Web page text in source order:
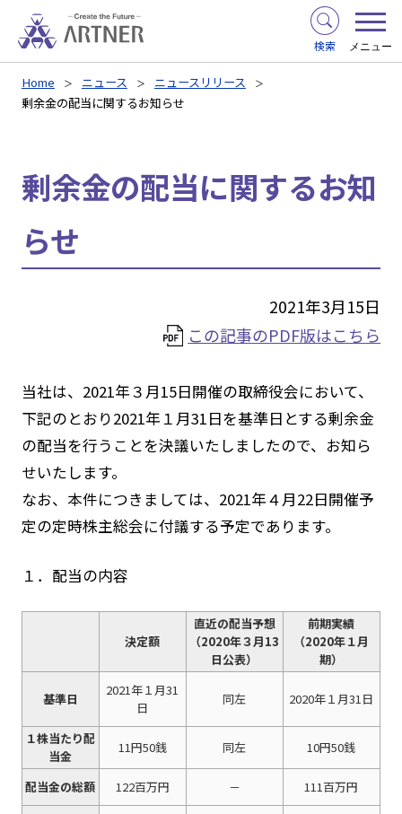
検索 メニュー
Home ニュース
ニュースリリース
剰余金の配当に関するお知らせ
剰余金の配当に関するお知
らせ
2021年3月15日
この記事のPDF版はこちら
当社は、2021年３月15日開催の取締役会において、
下記のとおり2021年１月31日を基準日とする剰余金
の配当を行うことを決議いたしましたので、お知ら
せいたします。
なお、本件につきましては、2021年４月22日開催予
定の定時株主総会に付議する予定であります。
１．配当の内容
決定額
直近の配当予想
（2020年３月13
日公表）
前期実績
（2020年１月
期）
基準日
2021年１月31
日
同左 2020年１月31日
１株当たり配
当金
11円50銭 同左 10円50銭
配当金の総額 122百万円 － 111百万円